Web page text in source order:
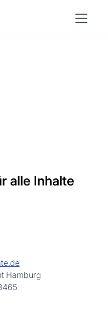
alle Inhalte
Hamburg